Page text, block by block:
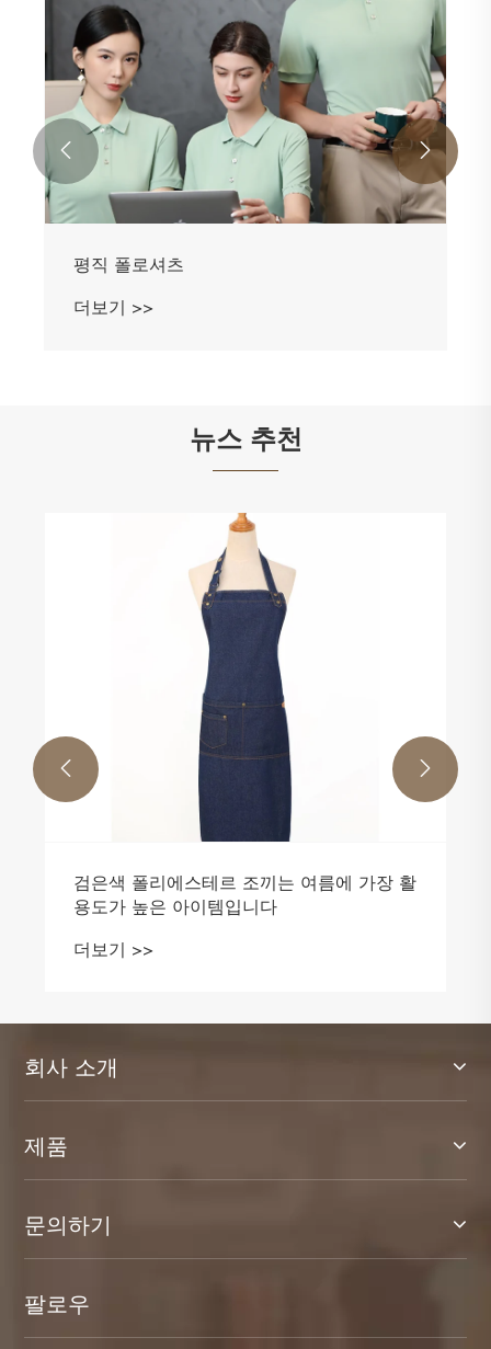
평직 폴로셔츠
더보기 >>
 
뉴스 추천
검은색 폴리에스테르 조끼는 여름에 가장 활
용도가 높은 아이템입니다
더보기 >>
 
회사 소개
제품
문의하기
팔로우